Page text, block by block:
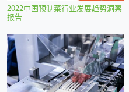
2022中国预制菜行业发展趋势洞察
报告